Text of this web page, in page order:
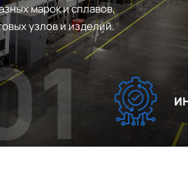
марок и сплавов,
узлов и изделий.